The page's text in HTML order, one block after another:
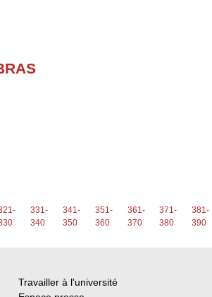
331-
340
341-
350
351-
360
361-
370
371-
380
381-
390
Travailler à l'université